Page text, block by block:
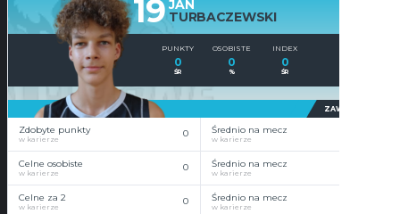
19JAN
TURBACZEWSKI
PUNKTY
0
ŚR
OSOBISTE
0
%
INDEX
0
ŚR
ZAWODNIK
Zdobyte punkty
w karierze 0 Średnio na mecz
w karierze
Celne osobiste
w karierze 0 Średnio na mecz
w karierze
Celne za 2
w karierze 0 Średnio na mecz
w karierze